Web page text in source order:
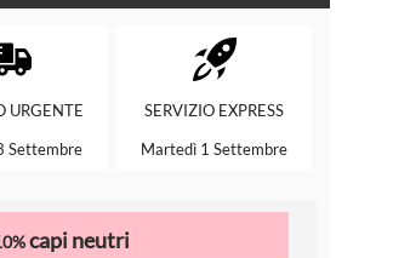
URGENTE
Settembre
SERVIZIO EXPRESS
Martedì 1 Settembre
capi neutri